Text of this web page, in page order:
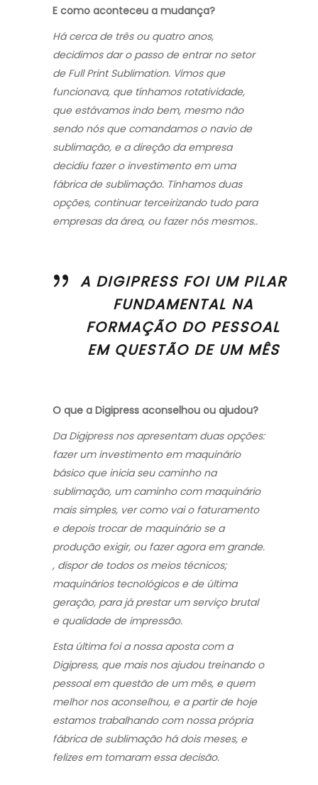
E como aconteceu a mudança?
Há cerca de três ou quatro anos,
decidimos dar o passo de entrar no setor
de Full Print Sublimation. Vimos que
funcionava, que tínhamos rotatividade,
que estávamos indo bem, mesmo não
sendo nós que comandamos o navio de
sublimação, e a direção da empresa
decidiu fazer o investimento em uma
fábrica de sublimação. Tínhamos duas
opções, continuar terceirizando tudo para
empresas da área, ou fazer nós mesmos..
A DIGIPRESS FOI UM PILAR
FUNDAMENTAL NA
FORMAÇÃO DO PESSOAL
EM QUESTÃO DE UM MÊS
O que a Digipress aconselhou ou ajudou?
Da Digipress nos apresentam duas opções:
fazer um investimento em maquinário
básico que inicia seu caminho na
sublimação, um caminho com maquinário
mais simples, ver como vai o faturamento
e depois trocar de maquinário se a
produção exigir, ou fazer agora em grande.
, dispor de todos os meios técnicos;
maquinários tecnológicos e de última
geração, para já prestar um serviço brutal
e qualidade de impressão.
Esta última foi a nossa aposta com a
Digipress, que mais nos ajudou treinando o
pessoal em questão de um mês, e quem
melhor nos aconselhou, e a partir de hoje
estamos trabalhando com nossa própria
fábrica de sublimação há dois meses, e
felizes em tomaram essa decisão.